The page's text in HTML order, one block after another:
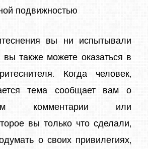
подвижностью
вы ни испытывали
также можете оказаться в
Когда человек,
тема сообщает вам о
комментарии или
вы только что сделали,
о своих привилегиях,